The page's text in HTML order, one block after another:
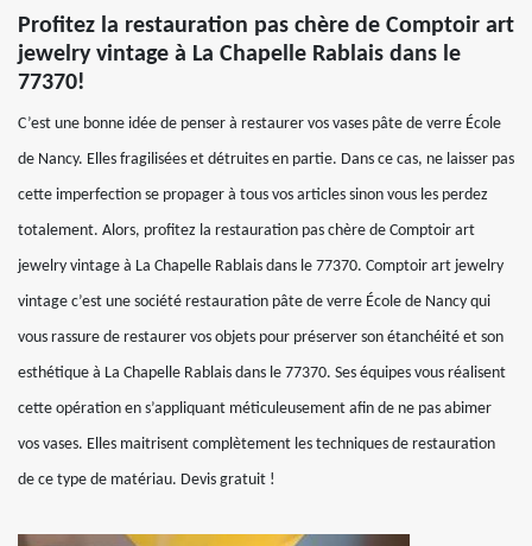
Profitez la restauration pas chère de Comptoir art
jewelry vintage à La Chapelle Rablais dans le
77370!
C’est une bonne idée de penser à restaurer vos vases pâte de verre École
de Nancy. Elles fragilisées et détruites en partie. Dans ce cas, ne laisser pas
cette imperfection se propager à tous vos articles sinon vous les perdez
totalement. Alors, profitez la restauration pas chère de Comptoir art
jewelry vintage à La Chapelle Rablais dans le 77370. Comptoir art jewelry
vintage c’est une société restauration pâte de verre École de Nancy qui
vous rassure de restaurer vos objets pour préserver son étanchéité et son
esthétique à La Chapelle Rablais dans le 77370. Ses équipes vous réalisent
cette opération en s’appliquant méticuleusement afin de ne pas abimer
vos vases. Elles maitrisent complètement les techniques de restauration
de ce type de matériau. Devis gratuit !